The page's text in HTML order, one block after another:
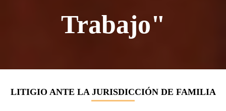
Trabajo"
LITIGIO ANTE LA JURISDICCIÓN DE FAMILIA